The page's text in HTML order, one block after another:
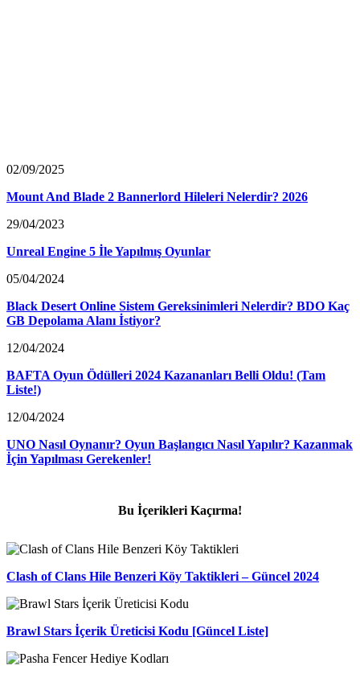
02/09/2025
Mount And Blade 2 Bannerlord Hileleri Nelerdir? 2026
29/04/2023
Unreal Engine 5 İle Yapılmış Oyunlar
05/04/2024
Black Desert Online Sistem Gereksinimleri Nelerdir? BDO Kaç
GB Depolama Alanı İstiyor?
12/04/2024
BAFTA Oyun Ödülleri 2024 Kazananları Belli Oldu! (Tam
Liste!)
12/04/2024
UNO Nasıl Oynanır? Oyun Başlangıcı Nasıl Yapılır? Kazanmak
İçin Yapılması Gerekenler!
Bu İçerikleri Kaçırma!
Clash of Clans Hile Benzeri Köy Taktikleri – Güncel 2024
Brawl Stars İçerik Üreticisi Kodu [Güncel Liste]